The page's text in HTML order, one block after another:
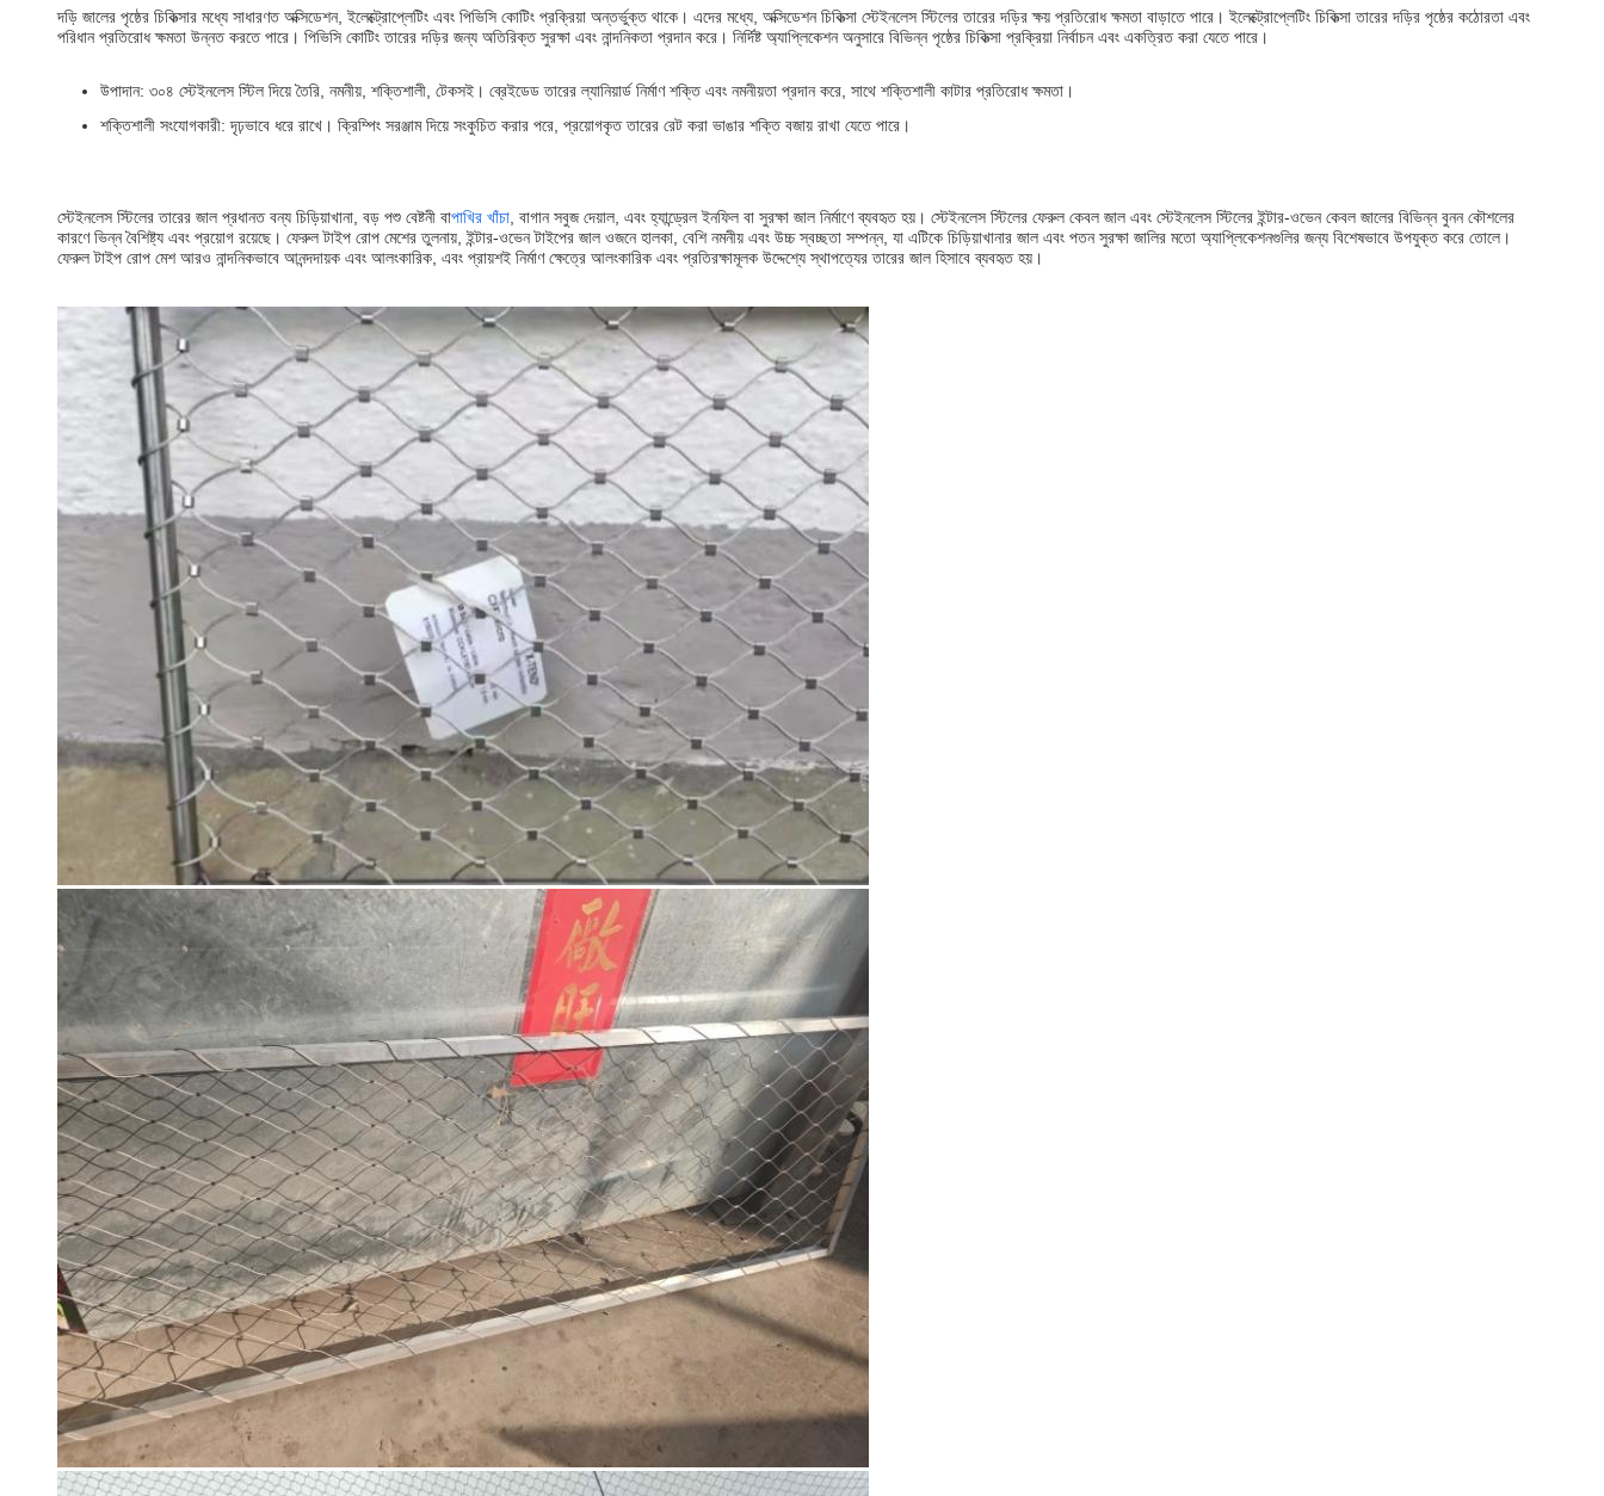
দড়ি জালের পৃষ্ঠের চিকিত্সার মধ্যে সাধারণত অক্সিডেশন, ইলেক্ট্রোপ্লেটিং এবং পিভিসি কোটিং প্রক্রিয়া অন্তর্ভুক্ত থাকে। এদের মধ্যে, অক্সিডেশন চিকিত্সা স্টেইনলেস স্টিলের তারের দড়ির ক্ষয় প্রতিরোধ ক্ষমতা বাড়াতে পারে। ইলেক্ট্রোপ্লেটিং চিকিত্সা তারের দড়ির পৃষ্ঠের কঠোরতা এবং
পরিধান প্রতিরোধ ক্ষমতা উন্নত করতে পারে। পিভিসি কোটিং তারের দড়ির জন্য অতিরিক্ত সুরক্ষা এবং নান্দনিকতা প্রদান করে। নির্দিষ্ট অ্যাপ্লিকেশন অনুসারে বিভিন্ন পৃষ্ঠের চিকিত্সা প্রক্রিয়া নির্বাচন এবং একত্রিত করা যেতে পারে।
উপাদান: ৩০৪ স্টেইনলেস স্টিল দিয়ে তৈরি, নমনীয়, শক্তিশালী, টেকসই। ব্রেইডেড তারের ল্যানিয়ার্ড নির্মাণ শক্তি এবং নমনীয়তা প্রদান করে, সাথে শক্তিশালী কাটার প্রতিরোধ ক্ষমতা।
শক্তিশালী সংযোগকারী: দৃঢ়ভাবে ধরে রাখে। ক্রিম্পিং সরঞ্জাম দিয়ে সংকুচিত করার পরে, প্রয়োগকৃত তারের রেট করা ভাঙার শক্তি বজায় রাখা যেতে পারে।
স্টেইনলেস স্টিলের তারের জাল প্রধানত বন্য চিড়িয়াখানা, বড় পশু বেষ্টনী বাপাখির খাঁচা , বাগান সবুজ দেয়াল, এবং হ্যান্ড্রেল ইনফিল বা সুরক্ষা জাল নির্মাণে ব্যবহৃত হয়। স্টেইনলেস স্টিলের ফেরুল কেবল জাল এবং স্টেইনলেস স্টিলের ইন্টার-ওভেন কেবল জালের বিভিন্ন বুনন কৌশলের
কারণে ভিন্ন বৈশিষ্ট্য এবং প্রয়োগ রয়েছে। ফেরুল টাইপ রোপ মেশের তুলনায়, ইন্টার-ওভেন টাইপের জাল ওজনে হালকা, বেশি নমনীয় এবং উচ্চ স্বচ্ছতা সম্পন্ন, যা এটিকে চিড়িয়াখানার জাল এবং পতন সুরক্ষা জালির মতো অ্যাপ্লিকেশনগুলির জন্য বিশেষভাবে উপযুক্ত করে তোলে।
ফেরুল টাইপ রোপ মেশ আরও নান্দনিকভাবে আনন্দদায়ক এবং আলংকারিক, এবং প্রায়শই নির্মাণ ক্ষেত্রে আলংকারিক এবং প্রতিরক্ষামূলক উদ্দেশ্যে স্থাপত্যের তারের জাল হিসাবে ব্যবহৃত হয়।